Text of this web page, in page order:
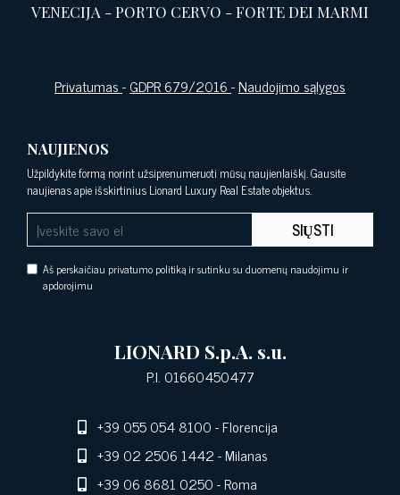
VENECIJA -PORTO CERVO -FORTE DEI MARMI
Privatumas-GDPR 679/2016-Naudojimo sąlygos
NAUJIENOS
Užpildykite formą norint užsiprenumeruoti mūsų naujienlaiškį. Gausite
naujienas apie išskirtinius Lionard Luxury Real Estate objektus.
SIŲSTI
Aš perskaičiau privatumo politiką ir sutinku su duomenų naudojimu ir
apdorojimu
LIONARD S.p.A. s.u.
P.I. 01660450477
+39 055 054 8100- Florencija
+39 02 2506 1442- Milanas
+39 06 8681 0250- Roma